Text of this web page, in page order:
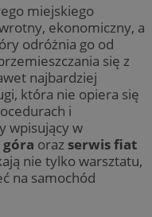
miejskiego
ekonomiczny, a
odróżnia go od
się z
najbardziej
która nie opiera się
i
wpisujący w
oraz serwis fiat
nie tylko warsztatu,
na samochód